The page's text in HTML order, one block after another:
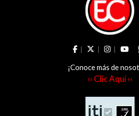
¡Conoce más de
›› Clic Aquí ‹‹